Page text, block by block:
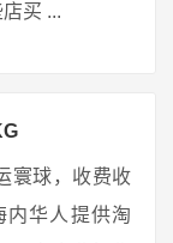
买 ...
寰球，收费收
内华人提供淘